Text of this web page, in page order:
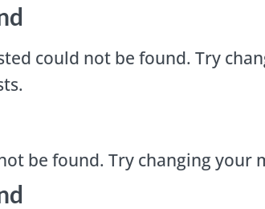
could not be found. Try
be found. Try changing your